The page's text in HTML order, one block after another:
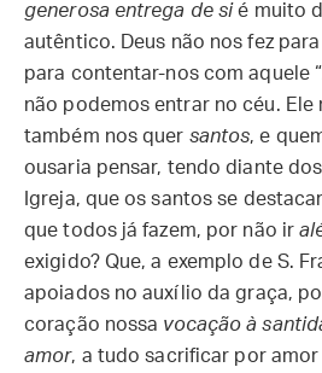
generosa entrega de si é muito
autêntico. Deus não nos fez
para contentar-nos com aquele “
não podemos entrar no céu.
também nos quer santos, e
ousaria pensar, tendo diante
Igreja, que os santos se
que todos já fazem, por não ir
exigido? Que, a exemplo de S.
apoiados no auxílio da graça,
coração nossa vocação à
amor, a tudo sacrificar por amor